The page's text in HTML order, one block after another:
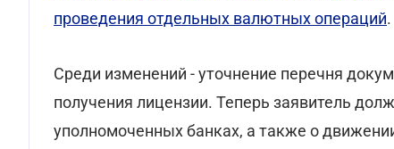
проведения отдельных валютных операций.
Среди изменений - уточнение перечня
получения лицензии. Теперь заявитель
уполномоченных банках, а также о